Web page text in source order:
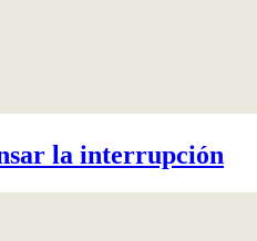
la interrupción